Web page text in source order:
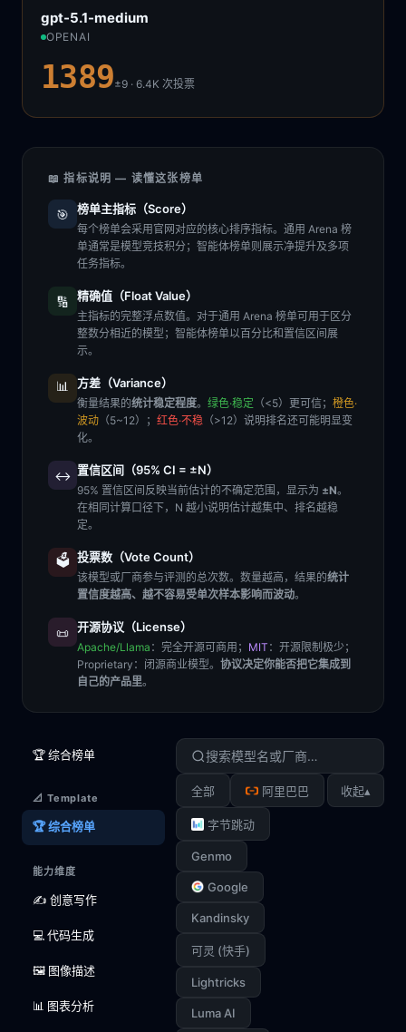
gpt-5.1-medium
OPENAI
1389±9 · 6.4K次投票
📖 指标说明 — 读懂这张榜单
🎯 榜单主指标（Score）
每个榜单会采用官网对应的核心排序指标。通用 Arena 榜
单通常是模型竞技积分；智能体榜单则展示净提升及多项
任务指标。
🔢 精确值（Float Value）
主指标的完整浮点数值。对于通用 Arena 榜单可用于区分
整数分相近的模型；智能体榜单以百分比和置信区间展
示。
📊 方差（Variance）
衡量结果的统计稳定程度。 绿色·稳定 （<5）更可信； 橙色·
波动 （5~12）； 红色·不稳 （>12）说明排名还可能明显变
化。
↔️ 置信区间（95% CI = ±N）
95% 置信区间反映当前估计的不确定范围，显示为 ±N。
在相同计算口径下，N 越小说明估计越集中、排名越稳
定。
🗳️ 投票数（Vote Count）
该模型或厂商参与评测的总次数。数量越高，结果的统计
置信度越高、越不容易受单次样本影响而波动。
📜 开源协议（License）
Apache/Llama ：完全开源可商用； MIT ：开源限制极少；
Proprietary ：闭源商业模型。 协议决定你能否把它集成到
自己的产品里。
🏆 综合榜单
📐 Template
🏆 综合榜单
能力维度
✍️ 创意写作
💻 代码生成
🖼️ 图像描述
📊 图表分析
全部 阿里巴巴
字节跳动
Genmo
Google
Kandinsky
可灵 (快手)
Lightricks
Luma AI
收起▴